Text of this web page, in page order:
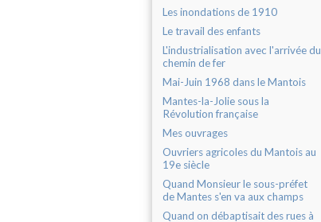
Les inondations de 1910
Le travail des enfants
L'industrialisation avec l'arrivée du
chemin de fer
Mai-Juin 1968 dans le Mantois
Mantes-la-Jolie sous la
Révolution française
Mes ouvrages
Ouvriers agricoles du Mantois au
19e siècle
Quand Monsieur le sous-préfet
de Mantes s'en va aux champs
Quand on débaptisait des rues à